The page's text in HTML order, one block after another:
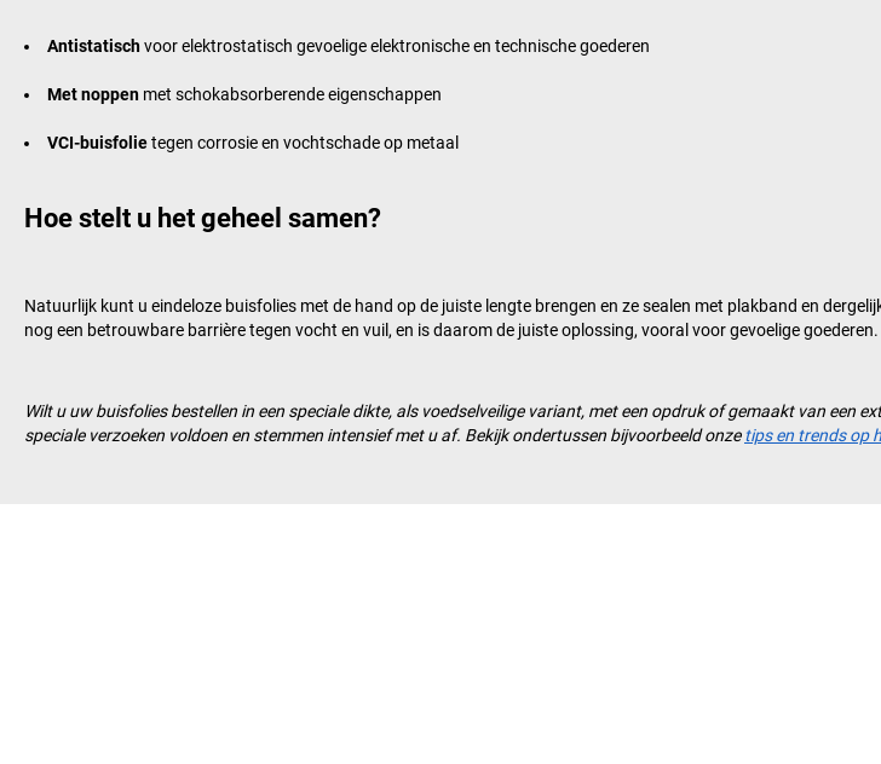
Antistatischvoor elektrostatisch gevoelige elektronische en technische goederen
Met noppen met schokabsorberende eigenschappen
VCI-buisfolietegen corrosie en vochtschade op metaal
Hoe stelt u het geheel samen?
Natuurlijk kunt u eindeloze buisfolies met de hand op de juiste lengte brengen en ze sealen met plakband en
nog een betrouwbare barrière tegen vocht en vuil, en is daarom de juiste oplossing, vooral voor gevoelige goederen.
Wilt u uw buisfolies bestellen in een speciale dikte, als voedselveilige variant, met een opdruk of gemaakt van een
speciale verzoeken voldoen en stemmen intensief met u af. Bekijk ondertussen bijvoorbeeld onzetips en trends op